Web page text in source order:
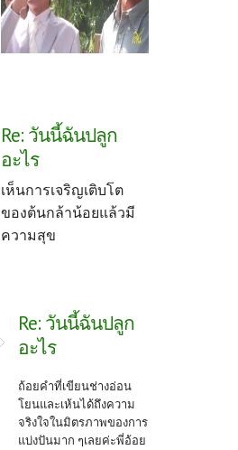
Re: วันนี้ฉันปลูก
อะไร
เห็นการเจริญเติบโต
ของต้นกล้าน้อยแล้วมี
ความสุข
Re: วันนี้ฉันปลูก
อะไร
ถ้อยคำที่เขียนช่างอ่อน
โยนและเห้นได้ถึงความ
จริงใจในมิตรภาพของการ
แบ่งปันมาก ๆเลยค่ะพี่อ้อย